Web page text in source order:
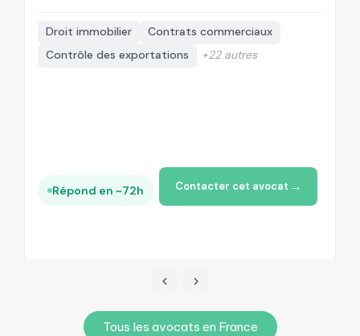
Droit immobilier
Contrats commerciaux
Contrôle des exportations
+22 autres
Répond en ~72h Contacter cet avocat →
Tous les avocats en France